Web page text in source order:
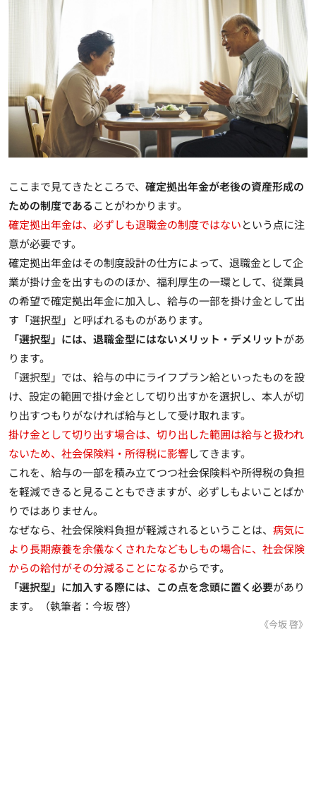
ここまで見てきたところで、 確定拠出年金が老後の資産形成の
ための制度であることがわかります。
確定拠出年金は、必ずしも退職金の制度ではないという点に注
意が必要です。
確定拠出年金はその制度設計の仕方によって、退職金として企
業が掛け金を出すもののほか、 福利厚生の一環として、従業員
の希望で確定拠出年金に加入し、給与の一部を掛け金として出
す「選択型」と呼ばれるものがあります。
「選択型」には、退職金型にはないメリット・デメリットがあ
ります。
「選択型」では、 給与の中にライフプラン給といったものを設
け、設定の範囲で掛け金として切り出すかを選択し、本人が切
り出すつもりがなければ給与として受け取れます。
掛け金として切り出す場合は、切り出した範囲は給与と扱われ
ないため、社会保険料・所得税に影響してきます。
これを、給与の一部を積み立てつつ社会保険料や所得税の負担
を軽減できると見ることもできますが、必ずしもよいことばか
りではありません。
なぜなら、社会保険料負担が軽減されるということは、 病気に
より長期療養を余儀なくされたなどもしもの場合に、社会保険
からの給付がその分減ることになるからです。
「選択型」に加入する際には、この点を念頭に置く必要があり
ます。（執筆者：今坂 啓）
《今坂 啓》